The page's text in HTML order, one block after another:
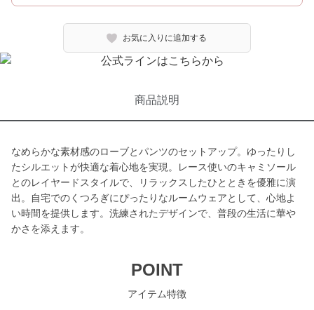
お気に入りに追加する
商品説明
なめらかな素材感のローブとパンツのセットアップ。ゆったりし
たシルエットが快適な着心地を実現。レース使いのキャミソール
とのレイヤードスタイルで、リラックスしたひとときを優雅に演
出。自宅でのくつろぎにぴったりなルームウェアとして、心地よ
い時間を提供します。洗練されたデザインで、普段の生活に華や
かさを添えます。
POINT
アイテム特徴